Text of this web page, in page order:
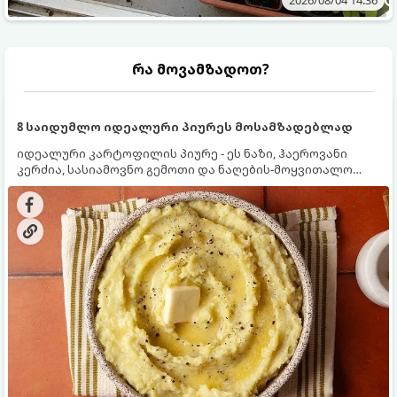
რა მოვამზადოთ?
8 საიდუმლო იდეალური პიურეს მოსამზადებლად
იდეალური კარტოფილის პიურე - ეს ნაზი, ჰაეროვანი
კერძია, სასიამოვნო გემოთი და ნაღების-მოყვითალო
ფერით. მისი მომზადება ძალიან მარტივია, მაგრამ
არსებობს რამდენიმე საიდუმლო, რომლებიც უნდა
იცოდეთ, რომ პიურე იდეალურად გემრიელი გამოვიდეს.